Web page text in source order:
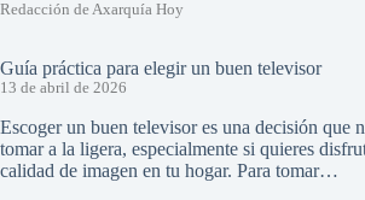
Redacción de Axarquía Hoy
Guía práctica para elegir un buen televisor
13 de abril de 2026
Escoger un buen televisor es una decisión que
tomar a la ligera, especialmente si quieres
calidad de imagen en tu hogar. Para tomar…